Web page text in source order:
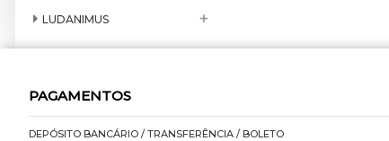
LUDANIMUS +
PAGAMENTOS
DEPÓSITO BANCÁRIO / TRANSFERÊNCIA / BOLETO